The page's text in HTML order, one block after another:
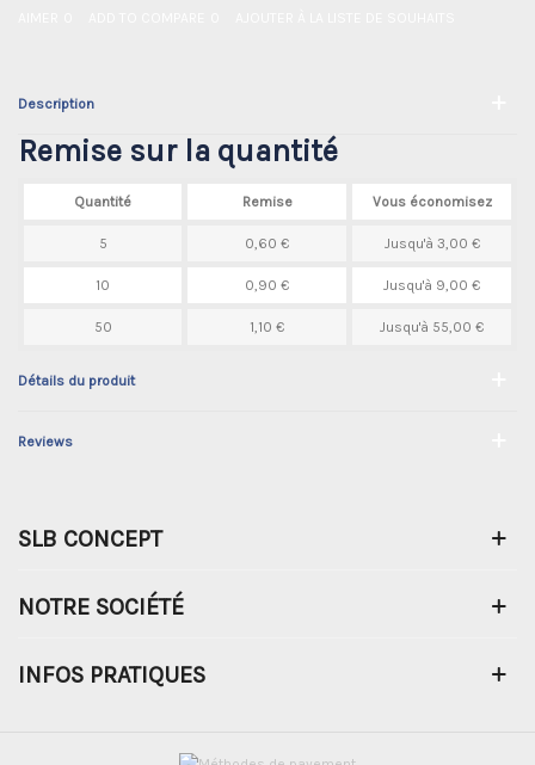
Description
Remise sur la quantité
Quantité Remise Vous économisez
5 0,60 € Jusqu'à 3,00 €
10 0,90 € Jusqu'à 9,00 €
50 1,10 € Jusqu'à 55,00 €
Détails du produit
Reviews
SLB CONCEPT
NOTRE SOCIÉTÉ
INFOS PRATIQUES